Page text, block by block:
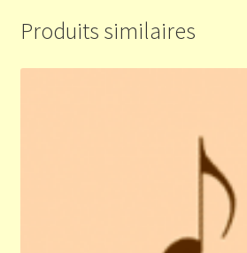
Produits similaires